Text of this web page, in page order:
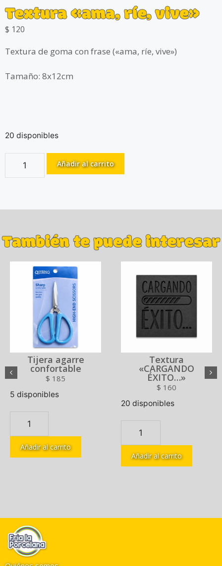
Textura «ama, ríe, vive»
$ 120
Textura de goma con frase («ama, ríe, vive»)
Tamaño: 8x12cm
20 disponibles
Añadir al carrito
También te puede interesar
Tijera agarre
confortable
$ 185
5 disponibles
Añadir al carrito
Textura
«CARGANDO
ÉXITO…»
$ 160
20 disponibles
Añadir al carrito